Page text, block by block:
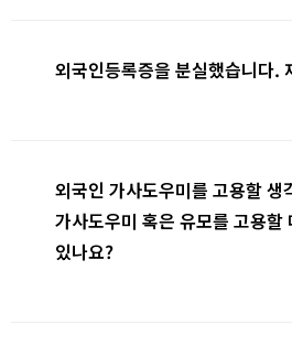
외국인등록증을 분실했습니다.
외국인 가사도우미를 고용할 생
가사도우미 혹은 유모를 고용할
있나요?